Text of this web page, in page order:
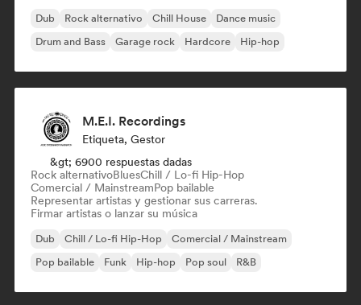
Dub Rock alternativo Chill House
Dance music
Drum and Bass
Garage rock Hardcore Hip-hop
M.E.I. Recordings
Etiqueta, Gestor
&gt; 6900 respuestas dadas
Rock alternativoBluesChill / Lo-fi Hip-Hop
Comercial / MainstreamPop bailable
Representar artistas y gestionar sus carreras.
Firmar artistas o lanzar su música
Dub Chill / Lo-fi Hip-Hop
Comercial / Mainstream
Pop bailable
Funk Hip-hop Pop soul R&B